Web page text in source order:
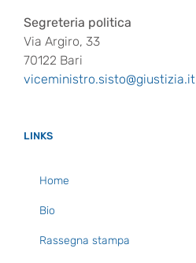
Segreteria politica
Via Argiro, 33
70122 Bari
viceministro.sisto@giustizia.it
LINKS
Home
Bio
Rassegna stampa